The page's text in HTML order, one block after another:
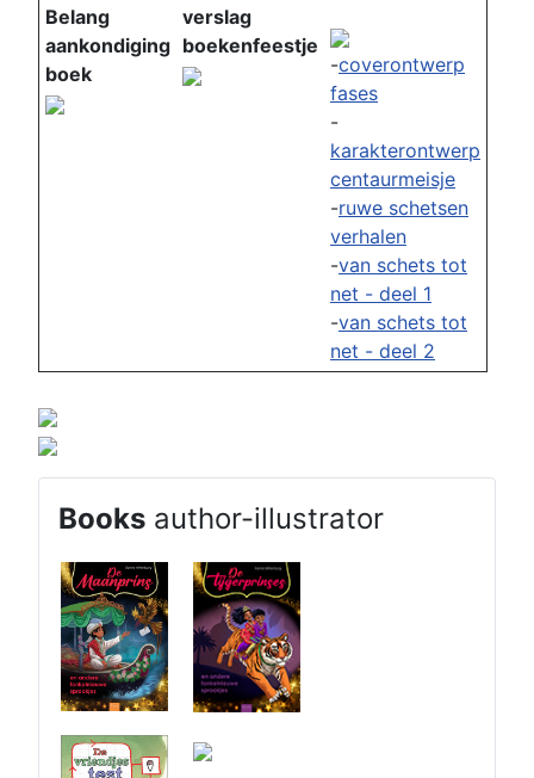
Books author-illustrator
Belang
aankondiging
boek
verslag
boekenfeestje
-coverontwerp
fases
-
karakterontwerp
centaurmeisje
-ruwe schetsen
verhalen
-van schets tot
net - deel 1
-van schets tot
net - deel 2